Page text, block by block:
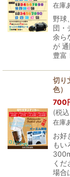
在庫
野球
団・
余ら
が
豊富
切り
色）
700
(税込
在庫
お好
もい
く
場合